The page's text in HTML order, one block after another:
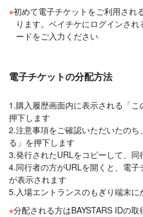
初めて電子チケットをご利用され
ります。ベイチケにログインされ
ードをご入力ください
電子チケットの分配方法
1.購入履歴画面内に表示される「
押下します
2.注意事項をご確認いただいたの
る」を押下します
3.発行されたURLをコピーして、
4.同行者の方がURLを開くと、電子
が表示されます
5.入場エントランスのもぎり端末に
分配される方はBAYSTARS IDの取